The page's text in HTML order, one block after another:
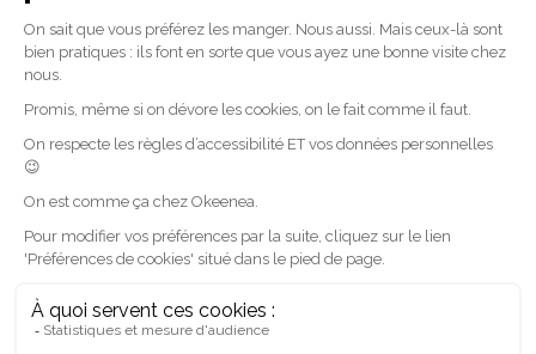
Suivez-nous
Linkedin
Facebook
Youtube